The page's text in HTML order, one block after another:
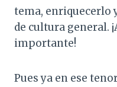
tema, enriquecerlo
de cultura general.
importante!
Pues ya en ese